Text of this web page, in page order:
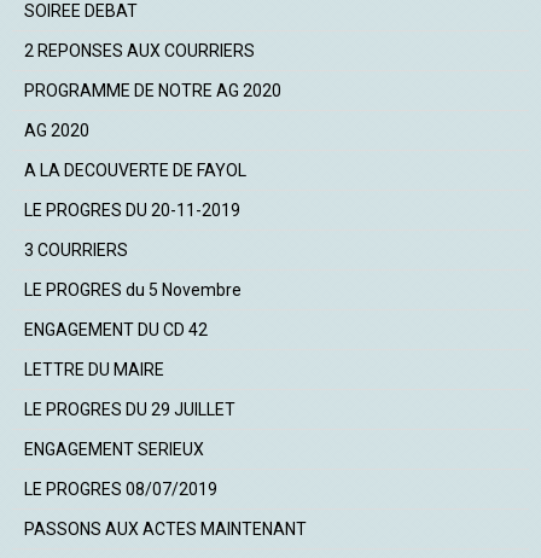
SOIREE DEBAT
2 REPONSES AUX COURRIERS
PROGRAMME DE NOTRE AG 2020
AG 2020
A LA DECOUVERTE DE FAYOL
LE PROGRES DU 20-11-2019
3 COURRIERS
LE PROGRES du 5 Novembre
ENGAGEMENT DU CD 42
LETTRE DU MAIRE
LE PROGRES DU 29 JUILLET
ENGAGEMENT SERIEUX
LE PROGRES 08/07/2019
PASSONS AUX ACTES MAINTENANT